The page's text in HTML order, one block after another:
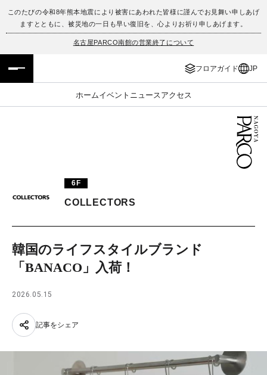
このたびの令和8年熊本地震により被害にあわれた皆様に謹んでお見舞い申しあげ
ますとともに、被災地の一日も早い復旧を、心よりお祈り申しあげます。
名古屋PARCO南館の営業終了について
フロアガイド JP
ホームイベント ニュース アクセス
フロアガイド
イベント・ポップアップ
TAX FREE
JP
ENGLISH
6F
COLLECTORS
韓国のライフスタイルブランド
「BANACO」入荷！
2026.05.15
記事をシェア